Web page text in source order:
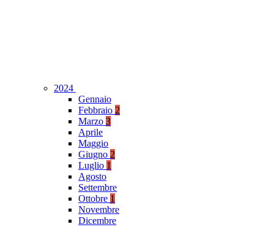
2024
Gennaio
Febbraio 2
Marzo 3
Aprile
Maggio
Giugno 2
Luglio 1
Agosto
Settembre
Ottobre 1
Novembre
Dicembre